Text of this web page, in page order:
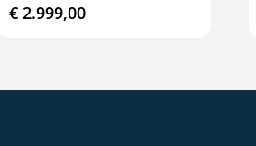
€ 2.999,00